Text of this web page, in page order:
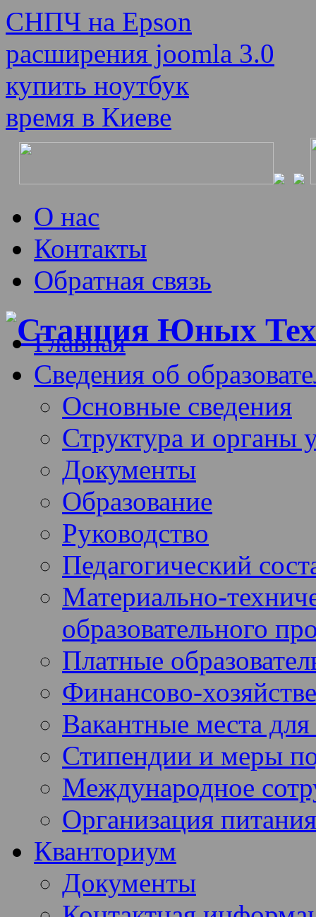
СНПЧ на Epson
расширения joomla 3.0
купить ноутбук
время в Киеве
О нас
Контакты
Обратная связь
Главная
Сведения об
Основные сведения
Структура и органы
Документы
Образование
Руководство
Педагогический
Материально-
образовательного
Платные
Финансово-
Вакантные места
Стипендии и меры
Международное
Организация
Кванториум
Документы